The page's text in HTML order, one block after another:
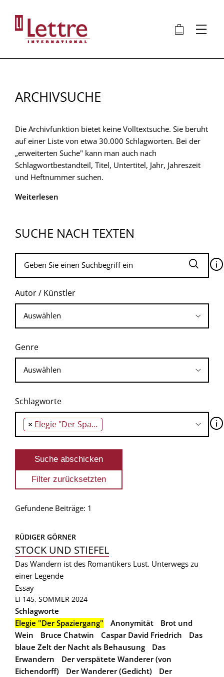
Inhalt
🛍 ⋮
ARCHIVSUCHE
Die Archivfunktion bietet keine Volltextsuche. Sie beruht
auf einer Liste von etwa 30.000 Schlagworten. Bei der
„erweiterten Suche" kann man auch nach
Schlagwortbestandteil, Titel, Untertitel, Jahr, Jahreszeit
und Heftnummer suchen.
Weiterlesen
SUCHE NACH TEXTEN
🛈
Autor / Künstler
Genre
Schlagworte
× Elegie "Der Spaziergang" 🛈
Gefundene Beiträge: 1
RÜDIGER GÖRNER
STOCK UND STIEFEL
Das Wandern ist des Romantikers Lust. Unterwegs zu
einer Legende
Essay
LI 145, SOMMER 2024
Schlagworte
Elegie "Der Spaziergang"
Anonymität
Brot und
Wein
Bruce Chatwin Caspar David Friedrich
Das
blaue Zelt der Nacht als Behausung
Das
Erwandern
Der verspätete Wanderer (von
Eichendorff)
Der Wanderer (Gedicht)
Der